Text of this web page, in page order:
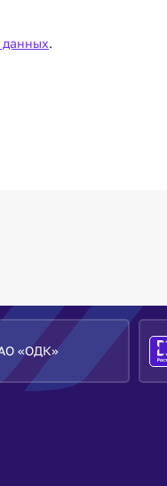
данных.